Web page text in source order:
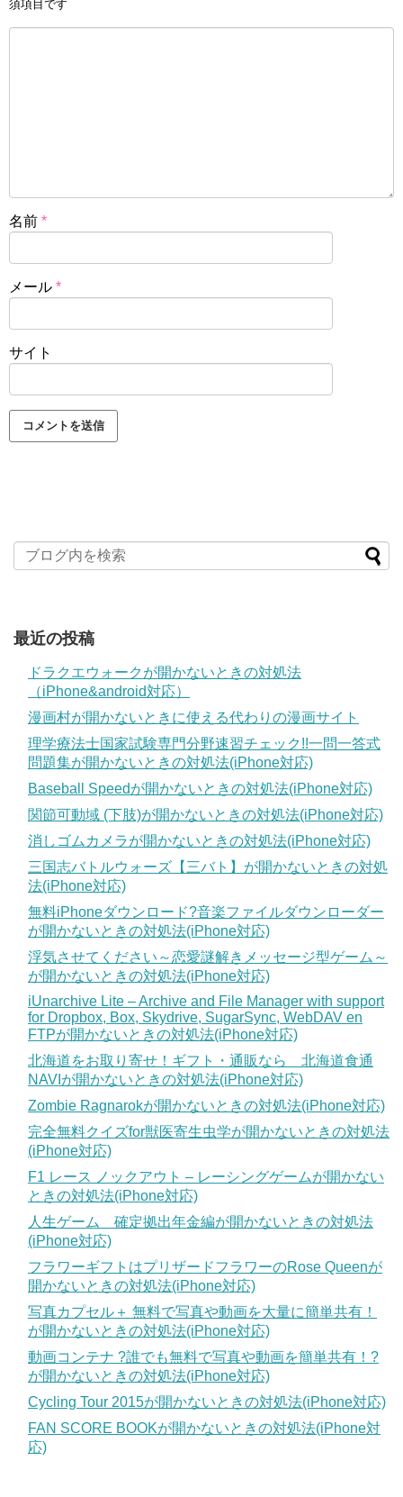
須項目です
名前 *
メール *
サイト
最近の投稿
ドラクエウォークが開かないときの対処法
（iPhone&android対応）
漫画村が開かないときに使える代わりの漫画サイト
理学療法士国家試験専門分野速習チェック!!一問一答式
問題集が開かないときの対処法(iPhone対応)
Baseball Speedが開かないときの対処法(iPhone対応)
関節可動域 (下肢)が開かないときの対処法(iPhone対応)
消しゴムカメラが開かないときの対処法(iPhone対応)
三国志バトルウォーズ【三バト】が開かないときの対処
法(iPhone対応)
無料iPhoneダウンロード?音楽ファイルダウンローダー
が開かないときの対処法(iPhone対応)
浮気させてください～恋愛謎解きメッセージ型ゲーム～
が開かないときの対処法(iPhone対応)
iUnarchive Lite – Archive and File Manager with support
for Dropbox, Box, Skydrive, SugarSync, WebDAV en
FTPが開かないときの対処法(iPhone対応)
北海道をお取り寄せ！ギフト・通販なら 北海道食通
NAVIが開かないときの対処法(iPhone対応)
Zombie Ragnarokが開かないときの対処法(iPhone対応)
完全無料クイズfor獣医寄生虫学が開かないときの対処法
(iPhone対応)
F1 レース ノックアウト – レーシングゲームが開かない
ときの対処法(iPhone対応)
人生ゲーム 確定拠出年金編が開かないときの対処法
(iPhone対応)
フラワーギフトはプリザードフラワーのRose Queenが
開かないときの対処法(iPhone対応)
写真カプセル＋ 無料で写真や動画を大量に簡単共有！
が開かないときの対処法(iPhone対応)
動画コンテナ ?誰でも無料で写真や動画を簡単共有！?
が開かないときの対処法(iPhone対応)
Cycling Tour 2015が開かないときの対処法(iPhone対応)
FAN SCORE BOOKが開かないときの対処法(iPhone対
応)